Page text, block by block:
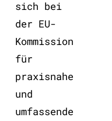
sich bei
der EU-
Kommission
für
praxisnahe
und
umfassende